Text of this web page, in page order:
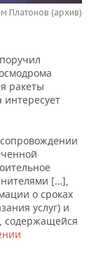
Платонов (архив)
ракеты
интересует
[…],
о сроках
услуг) и
содержащейся